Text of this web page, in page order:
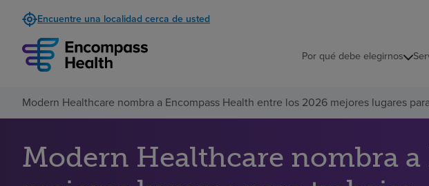
Encuentre una localidad cerca de usted
Por qué debe elegirnos
Modern Healthcare nombra a Encompass Health entre los 2026 mejores lugares
Modern Healthcare nombra